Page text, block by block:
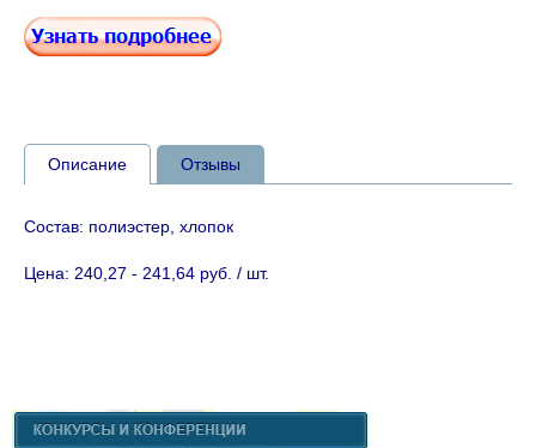
Описание Отзывы
Состав: полиэстер, хлопок
Цена: 240,27 - 241,64 руб. / шт.